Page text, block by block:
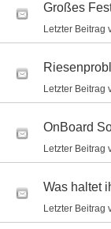
Großes
Letzter Beitrag
Letzter Beitrag
OnBoard
Letzter Beitrag
Was haltet
Letzter Beitrag